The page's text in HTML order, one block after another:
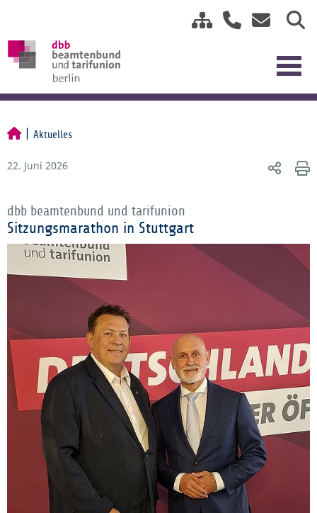
Aktuelles
22. Juni 2026
dbb beamtenbund und tarifunion
Sitzungsmarathon in Stuttgart